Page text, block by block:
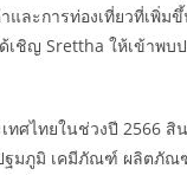
ละการท่องเที่ยวที่เพิ่ม
เชิญ Srettha ให้เข้าพบ
ทศไทยในช่วงปี 2566
ฐมภูมิ เคมีภัณฑ์ ผลิตภัณ